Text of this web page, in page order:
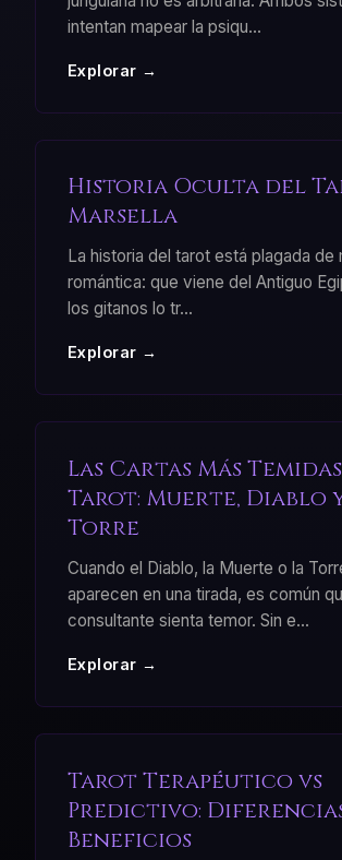
intentan mapear la psiqu...
Explorar →
Historia Oculta del
Marsella
La historia del tarot está plagada de
romántica: que viene del Antiguo
los gitanos lo tr...
Explorar →
Las Cartas Más
Tarot: Muerte, Diablo
Torre
Cuando el Diablo, la Muerte o la
aparecen en una tirada, es común
consultante sienta temor. Sin e...
Explorar →
Tarot Terapéutico vs
Predictivo:
Beneficios